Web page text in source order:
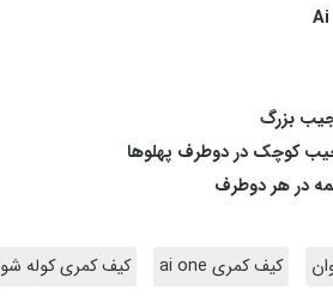
بزرگ
کوچک در دوطرف پهلوها
در هر دوطرف
کیف کمری ai one
کیف کمری کوله شو